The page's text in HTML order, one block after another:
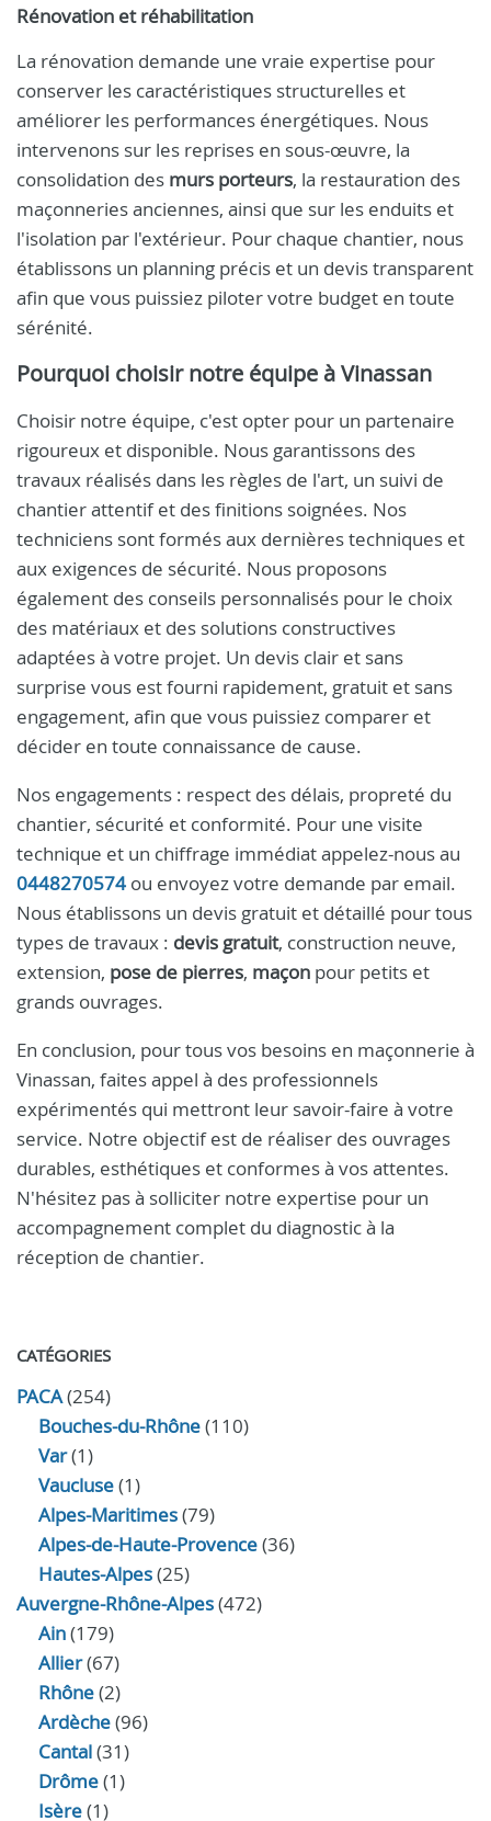
Rénovation et réhabilitation
La rénovation demande une vraie expertise pour
conserver les caractéristiques structurelles et
améliorer les performances énergétiques. Nous
intervenons sur les reprises en sous-œuvre, la
consolidation des murs porteurs, la restauration des
maçonneries anciennes, ainsi que sur les enduits et
l'isolation par l'extérieur. Pour chaque chantier, nous
établissons un planning précis et un devis transparent
afin que vous puissiez piloter votre budget en toute
sérénité.
Pourquoi choisir notre équipe à Vinassan
Choisir notre équipe, c'est opter pour un partenaire
rigoureux et disponible. Nous garantissons des
travaux réalisés dans les règles de l'art, un suivi de
chantier attentif et des finitions soignées. Nos
techniciens sont formés aux dernières techniques et
aux exigences de sécurité. Nous proposons
également des conseils personnalisés pour le choix
des matériaux et des solutions constructives
adaptées à votre projet. Un devis clair et sans
surprise vous est fourni rapidement, gratuit et sans
engagement, afin que vous puissiez comparer et
décider en toute connaissance de cause.
Nos engagements : respect des délais, propreté du
chantier, sécurité et conformité. Pour une visite
technique et un chiffrage immédiat appelez-nous au
0448270574 ou envoyez votre demande par email.
Nous établissons un devis gratuit et détaillé pour tous
types de travaux : devis gratuit, construction neuve,
extension, pose de pierres, maçon pour petits et
grands ouvrages.
En conclusion, pour tous vos besoins en maçonnerie à
Vinassan, faites appel à des professionnels
expérimentés qui mettront leur savoir-faire à votre
service. Notre objectif est de réaliser des ouvrages
durables, esthétiques et conformes à vos attentes.
N'hésitez pas à solliciter notre expertise pour un
accompagnement complet du diagnostic à la
réception de chantier.
CATÉGORIES
PACA(254)
Bouches-du-Rhône(110)
Var(1)
Vaucluse(1)
Alpes-Maritimes(79)
Alpes-de-Haute-Provence(36)
Hautes-Alpes(25)
Auvergne-Rhône-Alpes(472)
Ain(179)
Allier(67)
Rhône(2)
Ardèche(96)
Cantal(31)
Drôme(1)
Isère(1)